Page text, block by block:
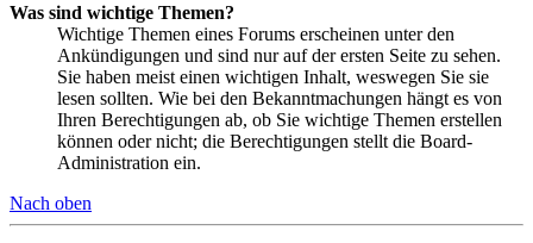
Was sind wichtige Themen?
Wichtige Themen eines Forums erscheinen unter den
Ankündigungen und sind nur auf der ersten Seite zu sehen.
Sie haben meist einen wichtigen Inhalt, weswegen Sie sie
lesen sollten. Wie bei den Bekanntmachungen hängt es von
Ihren Berechtigungen ab, ob Sie wichtige Themen erstellen
können oder nicht; die Berechtigungen stellt die Board-
Administration ein.
Nach oben